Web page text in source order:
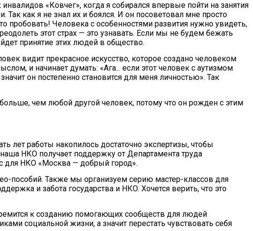
«Ковчег», когда я собирался впервые пойти на занятия
как я не знал их и боялся. И он посоветовал мне просто
пробовать! Человека с особенностями развития нужно увидеть,
этот страх — это узнавать. Если мы не будем бежать
принятие этих людей в общество.
видит прекрасное искусство, которое создано человеком
и начинает думать: «Ага... если этот человек с аутизмом
он постепенно становится для меня личностью». Так
чем любой другой человек, потому что он рожден с этим
лет работы накопилось достаточно экспертизы, чтобы
НКО получает поддержку от Департамента труда
для НКО «Москва — добрый город».
пособий. Также мы организуем серию мастер-классов для
и забота государства и НКО. Хочется верить, что это
к созданию помогающих сообществ для людей
социальной жизни, а значит перестать чувствовать себя